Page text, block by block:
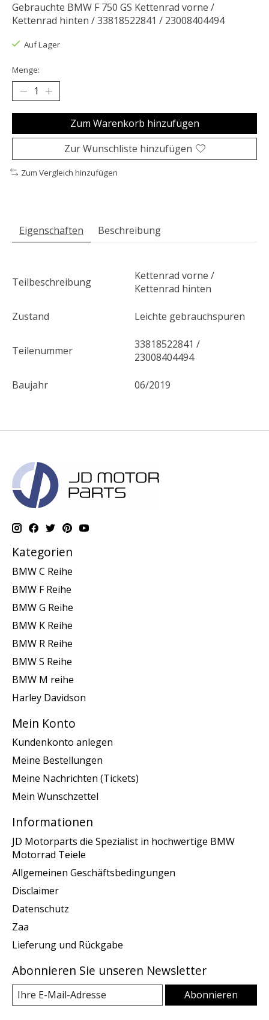
Gebrauchte BMW F 750 GS Kettenrad vorne /
Kettenrad hinten / 33818522841 / 23008404494
Auf Lager
Menge:
Zum Warenkorb hinzufügen
Zur Wunschliste hinzufügen
Zum Vergleich hinzufügen
Eigenschaften Beschreibung
Teilbeschreibung
Kettenrad vorne /
Kettenrad hinten
Zustand Leichte gebrauchspuren
Teilenummer
33818522841 /
23008404494
Baujahr 06/2019
Kategorien
BMW C Reihe
BMW F Reihe
BMW G Reihe
BMW K Reihe
BMW R Reihe
BMW S Reihe
BMW M reihe
Harley Davidson
Mein Konto
Kundenkonto anlegen
Meine Bestellungen
Meine Nachrichten (Tickets)
Mein Wunschzettel
Informationen
JD Motorparts die Spezialist in hochwertige BMW
Motorrad Teiele
Allgemeinen Geschäftsbedingungen
Disclaimer
Datenschutz
Zaa
Lieferung und Rückgabe
Abonnieren Sie unseren Newsletter
Abonnieren